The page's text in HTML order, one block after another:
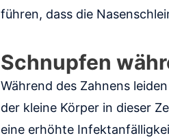
führen, dass die
Schnupfen
Während des Zahnens
der kleine Körper in dieser
eine erhöhte